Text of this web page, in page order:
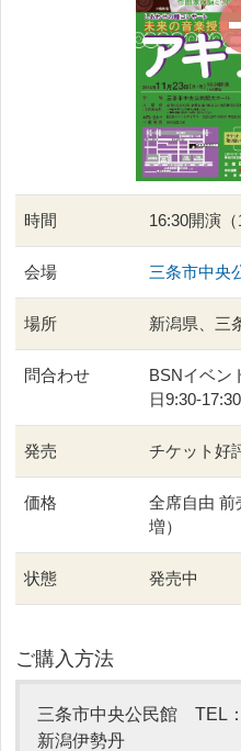
時間 16:30開演（
会場 三条市中央
場所 新潟県、三
問合わせ
BSNイベン
日9:30-
発売 チケット好
価格
全席自由 前
増）
状態 発売中
ご購入方法
三条市中央公民館 TEL
新潟伊勢丹